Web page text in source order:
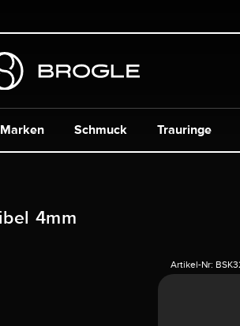
Marken Schmuck Trauringe
4mm
Artikel-Nr: